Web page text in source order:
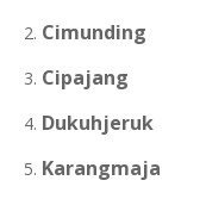
Cimunding
Cipajang
Dukuhjeruk
Karangmaja